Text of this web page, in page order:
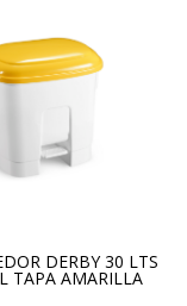
DERBY 30 LTS
TAPA AMARILLA